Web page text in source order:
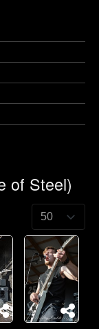
of Steel)